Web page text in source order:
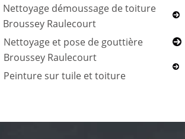
Nettoyage démoussage de toiture
Broussey Raulecourt
Nettoyage et pose de gouttière
Broussey Raulecourt
Peinture sur tuile et toiture